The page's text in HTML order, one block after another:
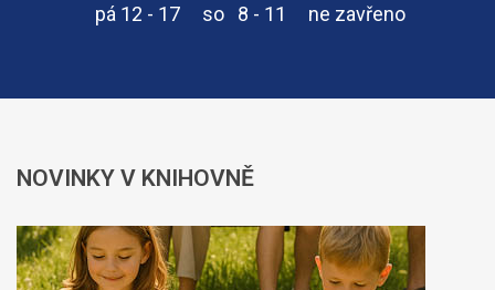
pá 12 - 17 so
8 - 11 ne zavřeno
NOVINKY V KNIHOVNĚ